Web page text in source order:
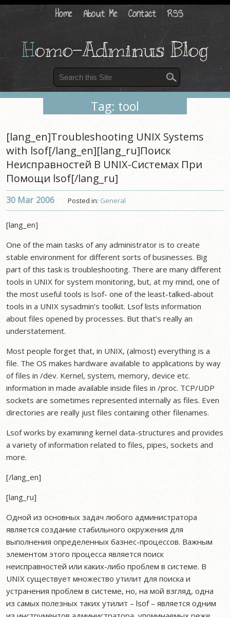
Home About Me Contact RSS
Homo-Adminus Blog
Tag: tool
[lang_en]Troubleshooting UNIX Systems
with lsof[/lang_en][lang_ru]Поиск
Неисправностей В UNIX-Системах При
Помощи lsof[/lang_ru]
Posted in: General
30 Mar 2006
[lang_en]
One of the main tasks of any administrator is to create
stable environment for different sorts of businesses. Big
part of this task is troubleshooting. There are many different
tools in UNIX for system monitoring, but, at my mind, one of
the most useful tools is lsof- one of the least-talked-about
tools in a UNIX sysadmin’s toolkit. Lsof lists information
about files opened by processes. But that’s really an
understatement.
Most people forget that, in UNIX, (almost) everything is a
file. The OS makes hardware available to applications by way
of files in /dev. Kernel, system, memory, device etc.
information in made available inside files in /proc. TCP/UDP
sockets are sometimes represented internally as files. Even
directories are really just files containing other filenames.
Lsof works by examining kernel data-structures and provides
a variety of information related to files, pipes, sockets and
more.
[/lang_en]
[lang_ru]
Одной из основных задач любого администратора
является создание стабильного окружения для
выполнения определенных базнес-процессов. Важным
элементом этого процесса является поиск
неисправностей или каких-либо проблем в системе. В
UNIX существует множество утилит для поиска и
устранения проблем в системе, но, на мой взгляд, одна
из самых полезных таких утилит – lsof – является одним